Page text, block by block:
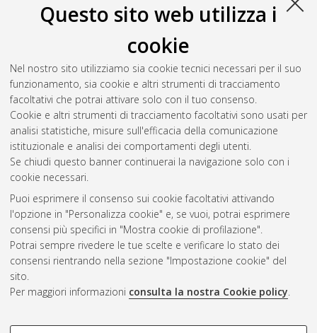
Questo sito web utilizza i
cookie
Nel nostro sito utilizziamo sia cookie tecnici necessari per il suo
funzionamento, sia cookie e altri strumenti di tracciamento
facoltativi che potrai attivare solo con il tuo consenso.
Cookie e altri strumenti di tracciamento facoltativi sono usati per
analisi statistiche, misure sull'efficacia della comunicazione
istituzionale e analisi dei comportamenti degli utenti.
Se chiudi questo banner continuerai la navigazione solo con i
cookie necessari.
Puoi esprimere il consenso sui cookie facoltativi attivando
l'opzione in "Personalizza cookie" e, se vuoi, potrai esprimere
consensi più specifici in "Mostra cookie di profilazione".
Potrai sempre rivedere le tue scelte e verificare lo stato dei
consensi rientrando nella sezione "Impostazione cookie" del
sito.
Per maggiori informazioni consulta la nostra Cookie policy.
Salva citazione
Condividi
Il full-text non è disponibile per scelta dell'autore. (
Abstract
Altri metadati
Gestione del documento:
Atom
Rss 1.0
Rss 2.0
AMS Laurea
Impostazioni Cookie